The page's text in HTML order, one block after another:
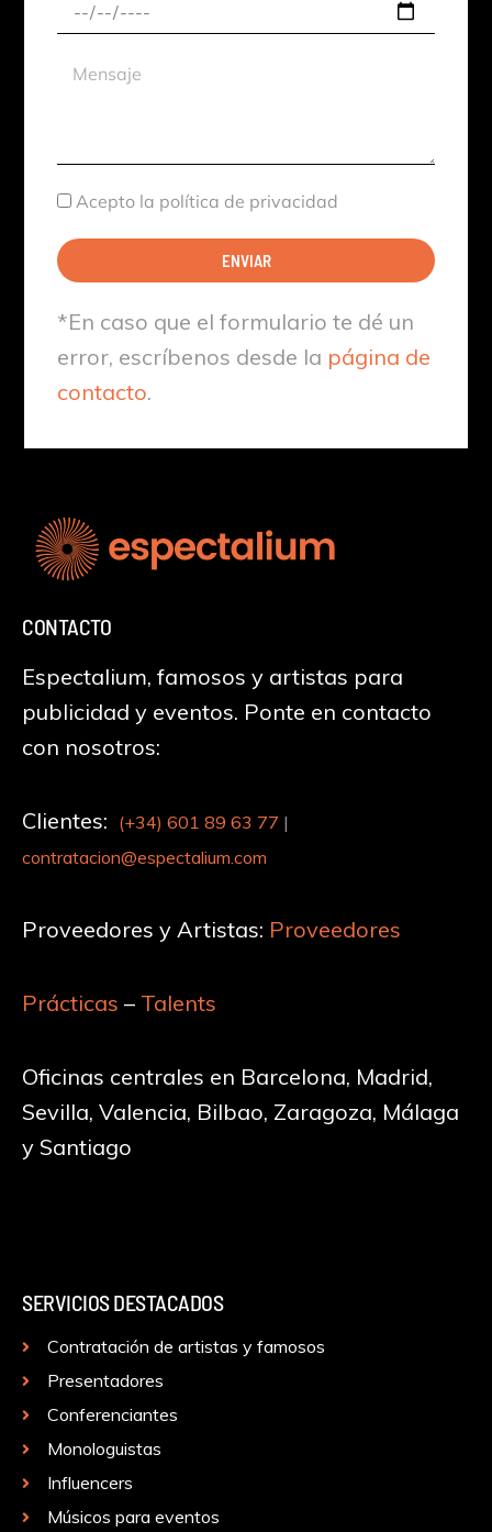
aproximada
Mensaje
Aceptación
Acepto la política de privacidad
ENVIAR
*En caso que el formulario te dé un
error, escríbenos desde la página de
contacto.
CONTACTO
Espectalium, famosos y artistas para
publicidad y eventos. Ponte en contacto
con nosotros:
Clientes: (+34) 601 89 63 77 |
contratacion@espectalium.com
Proveedores y Artistas: Proveedores
Prácticas – Talents
Oficinas centrales en Barcelona, Madrid,
Sevilla, Valencia, Bilbao, Zaragoza, Málaga
y Santiago
SERVICIOS DESTACADOS
Contratación de artistas y famosos
Presentadores
Conferenciantes
Monologuistas
Influencers
Músicos para eventos